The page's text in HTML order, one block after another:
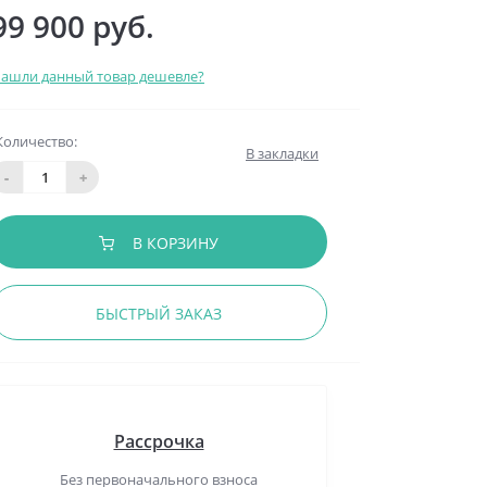
900 руб.
данный товар дешевле?
-
+
В закладки
В КОРЗИНУ
БЫСТРЫЙ ЗАКАЗ
Рассрочка
Без первоначального взноса